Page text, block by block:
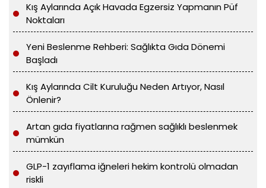
Kış Aylarında Açık Havada Egzersiz Yapmanın Püf
Noktaları
Yeni Beslenme Rehberi: Sağlıkta Gıda Dönemi
Başladı
Kış Aylarında Cilt Kuruluğu Neden Artıyor, Nasıl
Önlenir?
Artan gıda fiyatlarına rağmen sağlıklı beslenmek
mümkün
GLP-1 zayıflama iğneleri hekim kontrolü olmadan
riskli